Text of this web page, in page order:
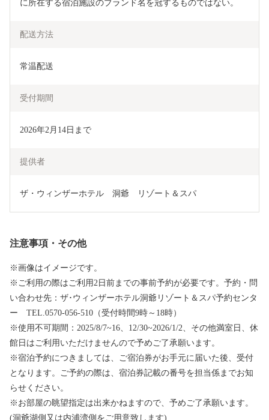
に所在する宿泊施設のブランド名を冠するものではない。
配送方法
常温配送
受付期間
2026年2月14日まで
提供者
ザ・ウィンザーホテル　洞爺　リゾート＆スパ
注意事項・その他
※画像はイメージです。
※ご利用の際はご利用2日前までの事前予約が必要です。予約・問
い合わせ先：ザ･ウィンザーホテル洞爺リゾート＆スパ予約センタ
ー TEL.0570-056-510（受付時間9時～18時）
※使用不可期間：2025/8/7~16、12/30~2026/1/2、その他満室日、休
館日はご利用いただけませんので予めご了承願います。
※宿泊予約につきましては、ご宿泊券がお手元に届いた後、受付
となります。ご予約の際は、宿泊券記載の番号を担当係までお知
らせください。
※お部屋の眺望指定は出来かねますので、予めご了承願います。
(洞爺湖側又は内浦湾側をご用意致します)